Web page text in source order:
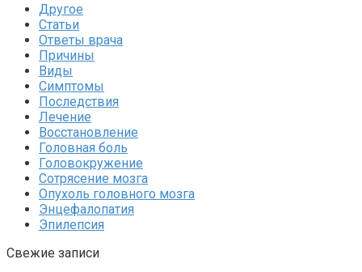
Другое
Статьи
Ответы врача
Причины
Виды
Симптомы
Последствия
Лечение
Восстановление
Головная боль
Головокружение
Сотрясение мозга
Опухоль головного мозга
Энцефалопатия
Эпилепсия
Свежие записи